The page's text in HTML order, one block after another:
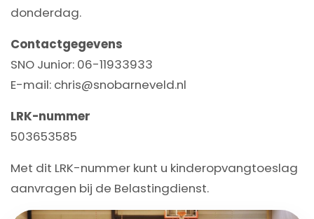
donderdag.
Contactgegevens
SNO Junior: 06-11933933
E-mail: chris@snobarneveld.nl
LRK-nummer
503653585
Met dit LRK-nummer kunt u kinderopvangtoeslag
aanvragen bij de Belastingdienst.